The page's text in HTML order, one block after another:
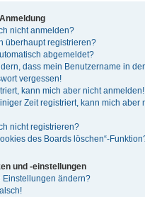
nicht anmelden?
überhaupt registrieren?
abgemeldet?
dass mein Benutzername in
vergessen!
kann mich aber nicht anmelden!
Zeit registriert, kann mich aber
nicht registrieren?
des Boards löschen“-
und -einstellungen
Einstellungen ändern?